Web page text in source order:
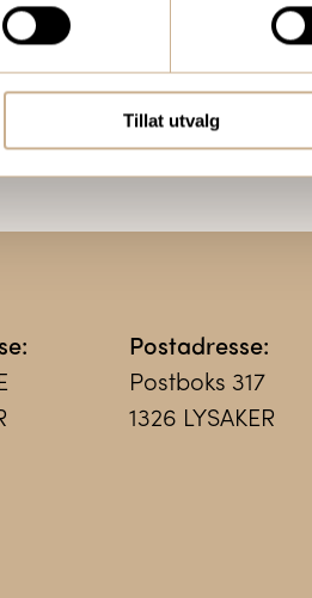
Tillat utvalg
Bestill
Postadresse:
Postboks 317
1326 LYSAKER